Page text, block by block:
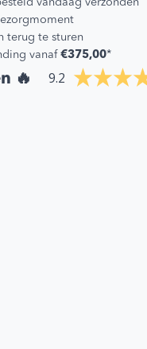
vandaag verzonden
terug te sturen
vanaf €375,00*
🔥 9.2